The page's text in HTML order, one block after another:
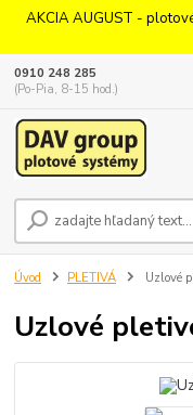
AKCIA AUGUST -
0910 248 285
(Po-Pia, 8-15 hod.)
Úvod PLETIVÁ Uzlové
Uzlové